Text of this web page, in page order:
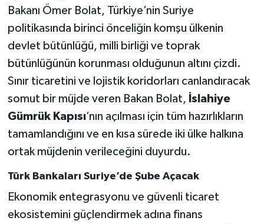
Bakanı Ömer Bolat, Türkiye’nin Suriye
politikasında birinci önceliğin komşu ülkenin
devlet bütünlüğü, milli birliği ve toprak
bütünlüğünün korunması olduğunun altını çizdi.
Sınır ticaretini ve lojistik koridorları canlandıracak
somut bir müjde veren Bakan Bolat, İslahiye
Gümrük Kapısı’nın açılması için tüm hazırlıkların
tamamlandığını ve en kısa sürede iki ülke halkına
ortak müjdenin verileceğini duyurdu.
Türk Bankaları Suriye’de Şube Açacak
Ekonomik entegrasyonu ve güvenli ticaret
ekosistemini güçlendirmek adına finans